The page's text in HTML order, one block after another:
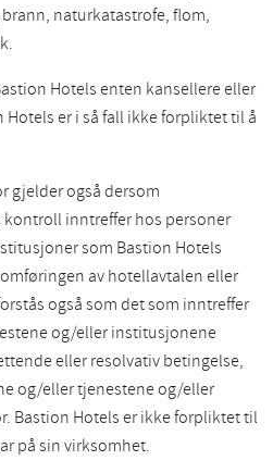
naturkatastrofe, flom,
Hotels enten kansellere eller
er i så fall ikke forpliktet til å
gjelder også dersom
inntreffer hos personer
som Bastion Hotels
av hotellavtalen eller
også som det som inntreffer
og/eller institusjonene
eller resolvativ betingelse,
og/eller tjenestene og/eller
Bastion Hotels er ikke forpliktet til
på sin virksomhet.